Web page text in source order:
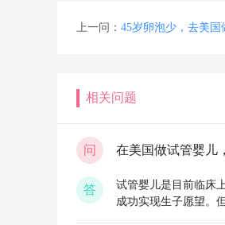
上一问： 45岁卵泡少，去美国
相关问题
问 在美国做试管婴儿
答
试管婴儿是目前临床
成功实现生子愿望。